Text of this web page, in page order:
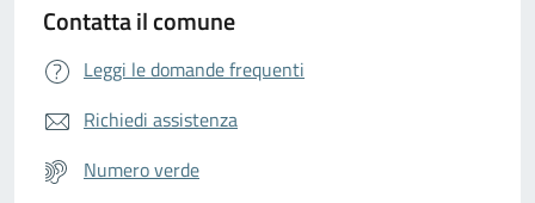
Contatta il comune
Leggi le domande frequenti
Richiedi assistenza
Numero verde